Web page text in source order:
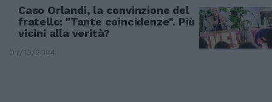
Caso Orlandi, la convinzione del
fratello: "Tante coincidenze". Più
vicini alla verità?
07/10/2024